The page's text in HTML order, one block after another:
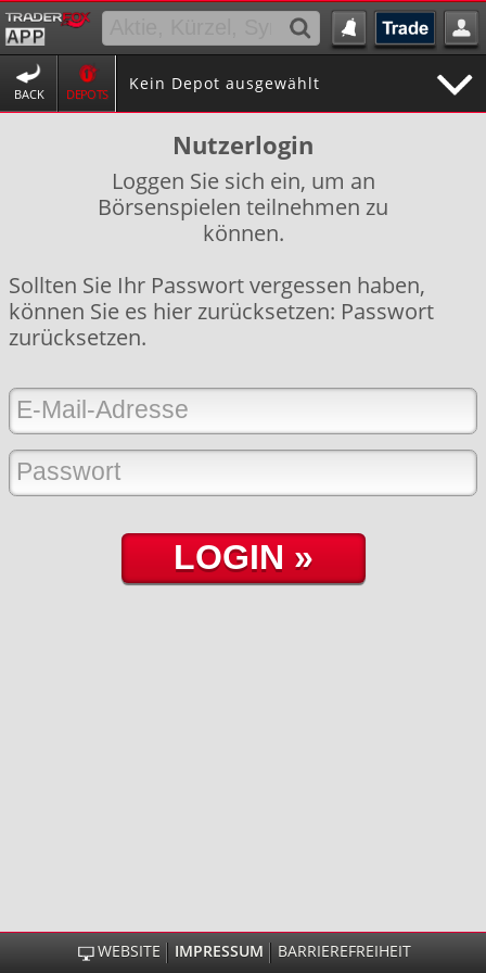
BACK DEPOTS
Kein Depot ausgewählt
Nutzerlogin
Loggen Sie sich ein, um an
Börsenspielen teilnehmen zu
können.
Sollten Sie Ihr Passwort vergessen haben,
können Sie es hier zurücksetzen: Passwort
zurücksetzen.
WEBSITE IMPRESSUM BARRIEREFREIHEIT